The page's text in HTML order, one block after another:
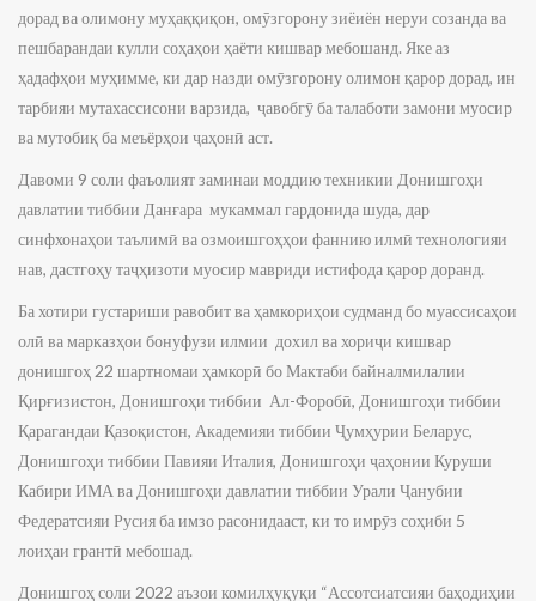
дорад ва олимону муҳаққиқон, омӯзгорону зиёиён неруи созанда ва
пешбарандаи кулли соҳаҳои ҳаёти кишвар мебошанд. Яке аз
ҳадафҳои муҳимме, ки дар назди омӯзгорону олимон қарор дорад, ин
тарбияи мутахассисони варзида, ҷавобгӯ ба талаботи замони муосир
ва мутобиқ ба меъёрҳои ҷаҳонӣ аст.
Давоми 9 соли фаъолият заминаи моддию техникии Донишгоҳи
давлатии тиббии Данғара мукаммал гардонида шуда, дар
синфхонаҳои таълимӣ ва озмоишгоҳҳои фаннию илмӣ технологияи
нав, дастгоҳу таҷҳизоти муосир мавриди истифода қарор доранд.
Ба хотири густариши равобит ва ҳамкориҳои судманд бо муассисаҳои
олӣ ва марказҳои бонуфузи илмии дохил ва хориҷи кишвар
донишгоҳ 22 шартномаи ҳамкорӣ бо Мактаби байналмилалии
Қирғизистон, Донишгоҳи тиббии Ал-Форобӣ, Донишгоҳи тиббии
Қарагандаи Қазоқистон, Академияи тиббии Ҷумҳурии Беларус,
Донишгоҳи тиббии Павияи Италия, Донишгоҳи ҷаҳонии Куруши
Кабири ИМА ва Донишгоҳи давлатии тиббии Урали Ҷанубии
Федератсияи Русия ба имзо расонидааст, ки то имрӯз соҳиби 5
лоиҳаи грантӣ мебошад.
Донишгоҳ соли 2022 аъзои комилҳуқуқи “Ассотсиатсияи баҳодиҳии